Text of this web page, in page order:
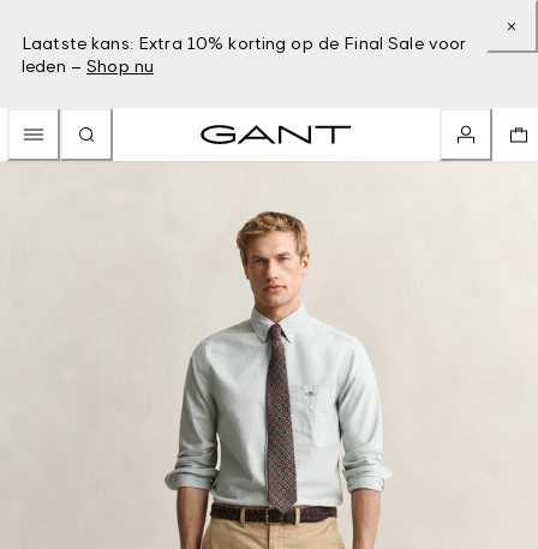
Laatste kans: Extra 10% korting op de Final Sale voor
leden – Shop nu